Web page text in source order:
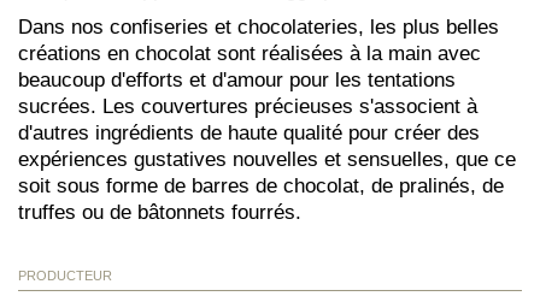
Dans nos confiseries et chocolateries, les plus belles
créations en chocolat sont réalisées à la main avec
beaucoup d'efforts et d'amour pour les tentations
sucrées. Les couvertures précieuses s'associent à
d'autres ingrédients de haute qualité pour créer des
expériences gustatives nouvelles et sensuelles, que ce
soit sous forme de barres de chocolat, de pralinés, de
truffes ou de bâtonnets fourrés.
PRODUCTEUR